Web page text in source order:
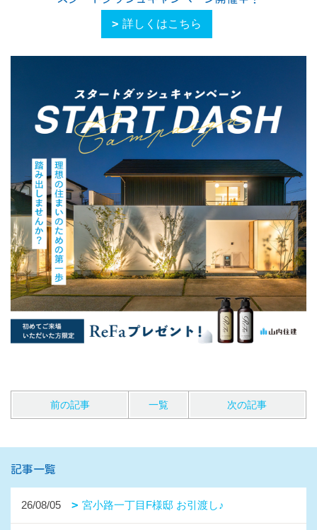
詳しくはこちら
前の記事 一覧 次の記事
記事一覧
26/08/05 宮小路一丁目F様邸 お引渡し♪